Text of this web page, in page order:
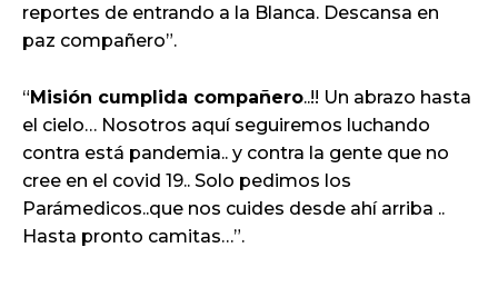
reportes de entrando a la Blanca. Descansa en
paz compañero”.
“Misión cumplida compañero..!! Un abrazo hasta
el cielo… Nosotros aquí seguiremos luchando
contra está pandemia.. y contra la gente que no
cree en el covid 19.. Solo pedimos los
Parámedicos..que nos cuides desde ahí arriba ..
Hasta pronto camitas…”.